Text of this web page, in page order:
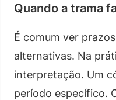
Quando a trama
É comum ver
alternativas. Na
interpretação. Um
período específico.